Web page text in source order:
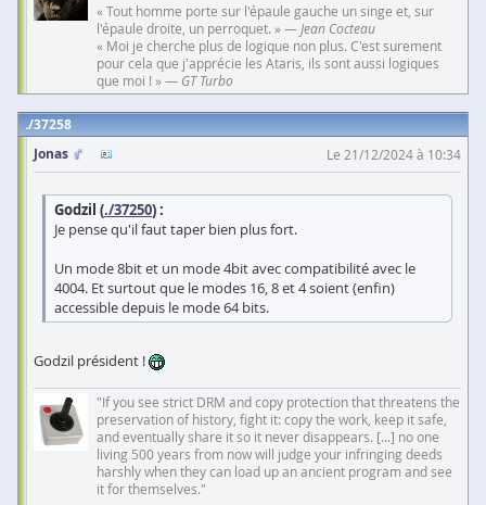
« Tout homme porte sur l'épaule gauche un singe et, sur
l'épaule droite, un perroquet. » — Jean Cocteau
« Moi je cherche plus de logique non plus. C'est surement
pour cela que j'apprécie les Ataris, ils sont aussi logiques
que moi ! » — GT Turbo
37258
Jonas
Le 21/12/2024 à 10:34
Godzil (./37250) :
Je pense qu'il faut taper bien plus fort.
Un mode 8bit et un mode 4bit avec compatibilité avec le
4004. Et surtout que le modes 16, 8 et 4 soient (enfin)
accessible depuis le mode 64 bits.
Godzil président !
"If you see strict DRM and copy protection that threatens the
preservation of history, fight it: copy the work, keep it safe,
and eventually share it so it never disappears. [...] no one
living 500 years from now will judge your infringing deeds
harshly when they can load up an ancient program and see
it for themselves."